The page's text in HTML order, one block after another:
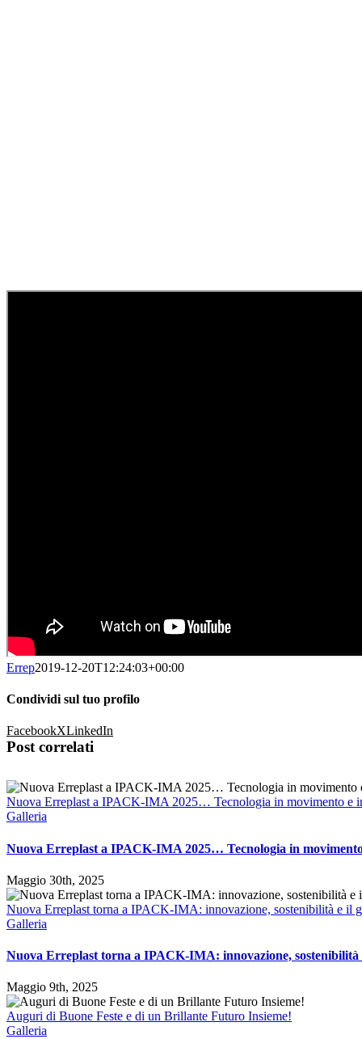
Errep2019-12-20T12:24:03+00:00
Condividi sul tuo profilo
FacebookXLinkedIn
Post correlati
Nuova Erreplast a IPACK-IMA 2025… Tecnologia in movimento e
Galleria
Nuova Erreplast a IPACK-IMA 2025… Tecnologia in movimento
Maggio 30th, 2025
Nuova Erreplast torna a IPACK-IMA: innovazione, sostenibilità e il
Galleria
Nuova Erreplast torna a IPACK-IMA: innovazione, sostenibilità
Maggio 9th, 2025
Auguri di Buone Feste e di un Brillante Futuro Insieme!
Galleria